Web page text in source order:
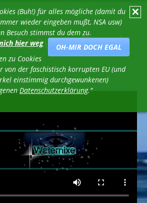
✕
(Buh!) für alles mögliche (damit du
wieder eingeben mußt, NSA usw)
Besuch stimmst du dem zu.
OH-MIR DOCH EGAL
hier weg
zu Cookies
von der faschistisch korrupten EU (und
einstimmig durchgewunkenen)
Datenschutzerklärung."
Lesung Band